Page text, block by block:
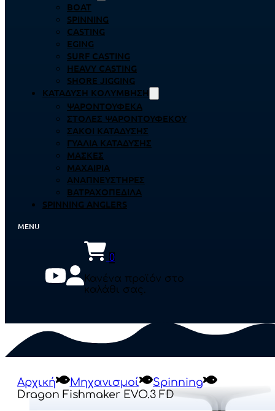
BOAT
SPINNING
CASTING
EGING
SURF CASTING
HEAVY CASTING
SHORE JIGGING
ΚΑΤΆΔΥΣΗ ΚΟΛΎΜΒΗΣΗ
ΨΑΡΟΝΤΟΎΦΕΚΑ
ΣΤΟΛΈΣ ΨΑΡΟΝΤΟΎΦΕΚΟΥ
ΣΆΚΟΙ ΚΑΤΆΔΥΣΗΣ
ΓΥΑΛΙΆ ΚΑΤΆΔΥΣΗΣ
ΜΆΣΚΕΣ
ΜΑΧΑΊΡΙΑ
ΑΝΑΠΝΕΥΣΤΉΡΕΣ
ΒΑΤΡΑΧΟΠΈΔΙΛΑ
SPINNING ANGLERS
0
Κανένα προϊόν στο
καλάθι σας.
Αρχική Μηχανισμοί
Spinning
Dragon Fishmaker EVO.3 FD